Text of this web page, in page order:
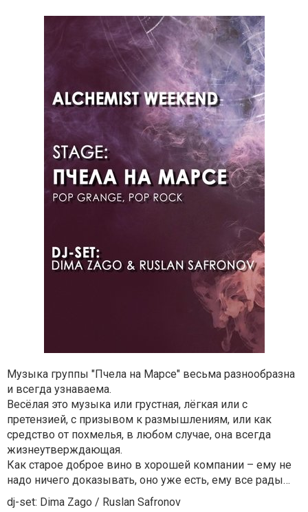
Музыка группы "Пчела на Марсе" весьма разнообразна
и всегда узнаваема.
Весёлая это музыка или грустная, лёгкая или с
претензией, с призывом к размышлениям, или как
средство от похмелья, в любом случае, она всегда
жизнеутверждающая.
Как старое доброе вино в хорошей компании – ему не
надо ничего доказывать, оно уже есть, ему все рады…
dj-set: Dima Zago / Ruslan Safronov